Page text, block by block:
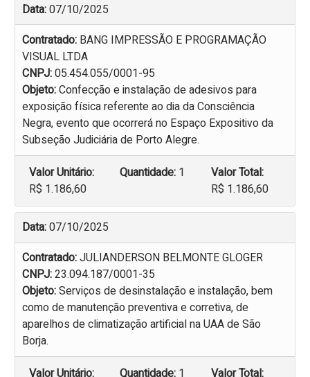
Data:07/10/2025
Contratado: BANG IMPRESSÃO E PROGRAMAÇÃO
VISUAL LTDA
CNPJ:05.454.055/0001-95
Objeto:Confecção e instalação de adesivos para
exposição física referente ao dia da Consciência
Negra, evento que ocorrerá no Espaço Expositivo da
Subseção Judiciária de Porto Alegre.
Valor Unitário:
R$ 1.186,60
Quantidade: 1
Valor Total:
R$ 1.186,60
Data:07/10/2025
Contratado:JULIANDERSON BELMONTE GLOGER
CNPJ:23.094.187/0001-35
Objeto:Serviços de desinstalação e instalação, bem
como de manutenção preventiva e corretiva, de
aparelhos de climatização artificial na UAA de São
Borja.
Valor Unitário:
Quantidade: 1
Valor Total: